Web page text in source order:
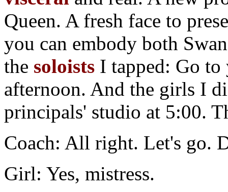
Queen. A fresh face to
you can embody both
the soloists I tapped: Go to
afternoon. And the girls I
principals' studio at 5:00.
Coach: All right. Let's go.
Girl: Yes, mistress.